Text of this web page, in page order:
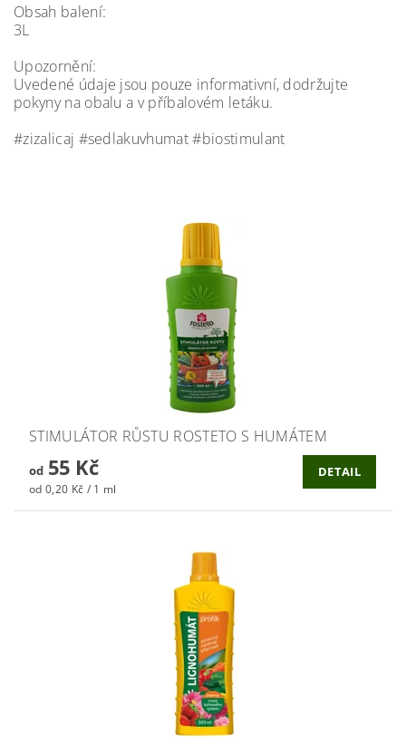
Obsah balení:
3L
Upozornění:
Uvedené údaje jsou pouze informativní, dodržujte
pokyny na obalu a v příbalovém letáku.
#zizalicaj #sedlakuvhumat #biostimulant
STIMULÁTOR RŮSTU ROSTETO S HUMÁTEM
od55 Kč
od 0,20 Kč / 1 ml
DETAIL